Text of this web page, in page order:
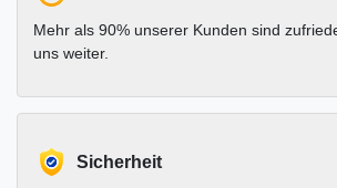
Mehr als 90% unserer Kunden sind
uns weiter.
Sicherheit